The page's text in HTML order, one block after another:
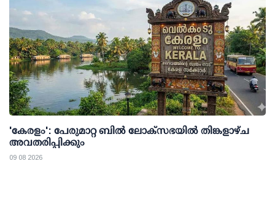
'കേരളം': പേരുമാറ്റ ബില്‍ ലോക്സഭയില്‍ തിങ്കളാഴ്ച
അവതരിപ്പിക്കും
09 08 2026